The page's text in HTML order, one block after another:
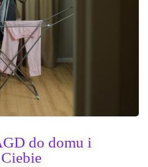
do domu i